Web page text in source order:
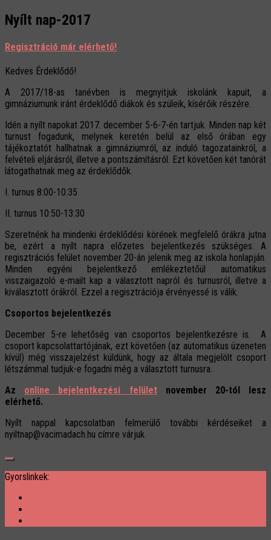
Nyílt nap-2017
Regisztráció már elérhető!
Kedves Érdeklődő!
A 2017/18-as tanévben is megnyitjuk iskolánk kapuit, a
gimnáziumunk iránt érdeklődő diákok és szüleik, kísérőik részére.
Idén a nyílt napokat 2017. december 5-6-7-én tartjuk. Minden nap két
turnust fogadunk, melynek keretén belül az első órában egy
tájékoztatót hallhatnak a gimnáziumról, az induló tagozatainkról, a
felvételi eljárásról, illetve a pontszámításról. Ezt követően két tanórát
látogathatnak meg az érdeklődők.
I. turnus 8:00-10:35
II. turnus 10:50-13:30
Szeretnénk ha mindenki érdeklődési körének megfelelő órákra jutna
be, ezért a nyílt napra előzetes bejelentkezés szükséges. A
regisztrációs felület november 20-án jelenik meg az iskola honlapján.
Minden egyéni bejelentkező emlékeztetőül automatikus
visszaigazoló e-mailt kap a választott napról és turnusról, illetve a
kiválasztott órákról. Ezzel a regisztrációja érvényessé is válik.
Csoportos bejelentkezés
December 5-re lehetőség van csoportos bejelentkezésre is. A
csoport kapcsolattartójának, ezt követően (az automatikus üzeneten
kívül) még visszajelzést küldünk, hogy az általa megjelölt csoport
létszámmal tudjuk-e fogadni még a választott turnusra.
Az online bejelentkezési felületnovember 20-tól lesz
elérhető.
Nyílt nappal kapcsolatban felmerülő további kérdéseiket a
nyiltnap@vacimadach.hu címre várjuk.
Gyorslinkek: